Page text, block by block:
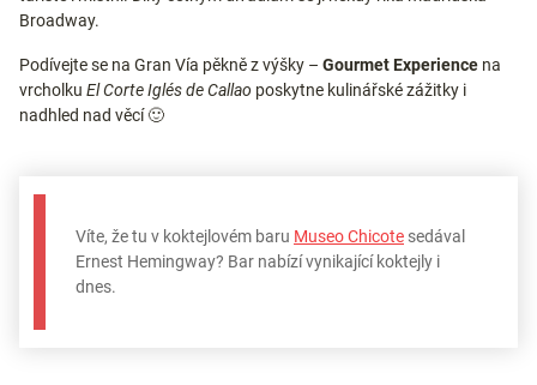
Broadway.
Podívejte se na Gran Vía pěkně z výšky – Gourmet Experience na
vrcholku El Corte Iglés de Callao poskytne kulinářské zážitky i
nadhled nad věcí 🙂
Víte, že tu v koktejlovém baru Museo Chicote sedával
Ernest Hemingway? Bar nabízí vynikající koktejly i
dnes.